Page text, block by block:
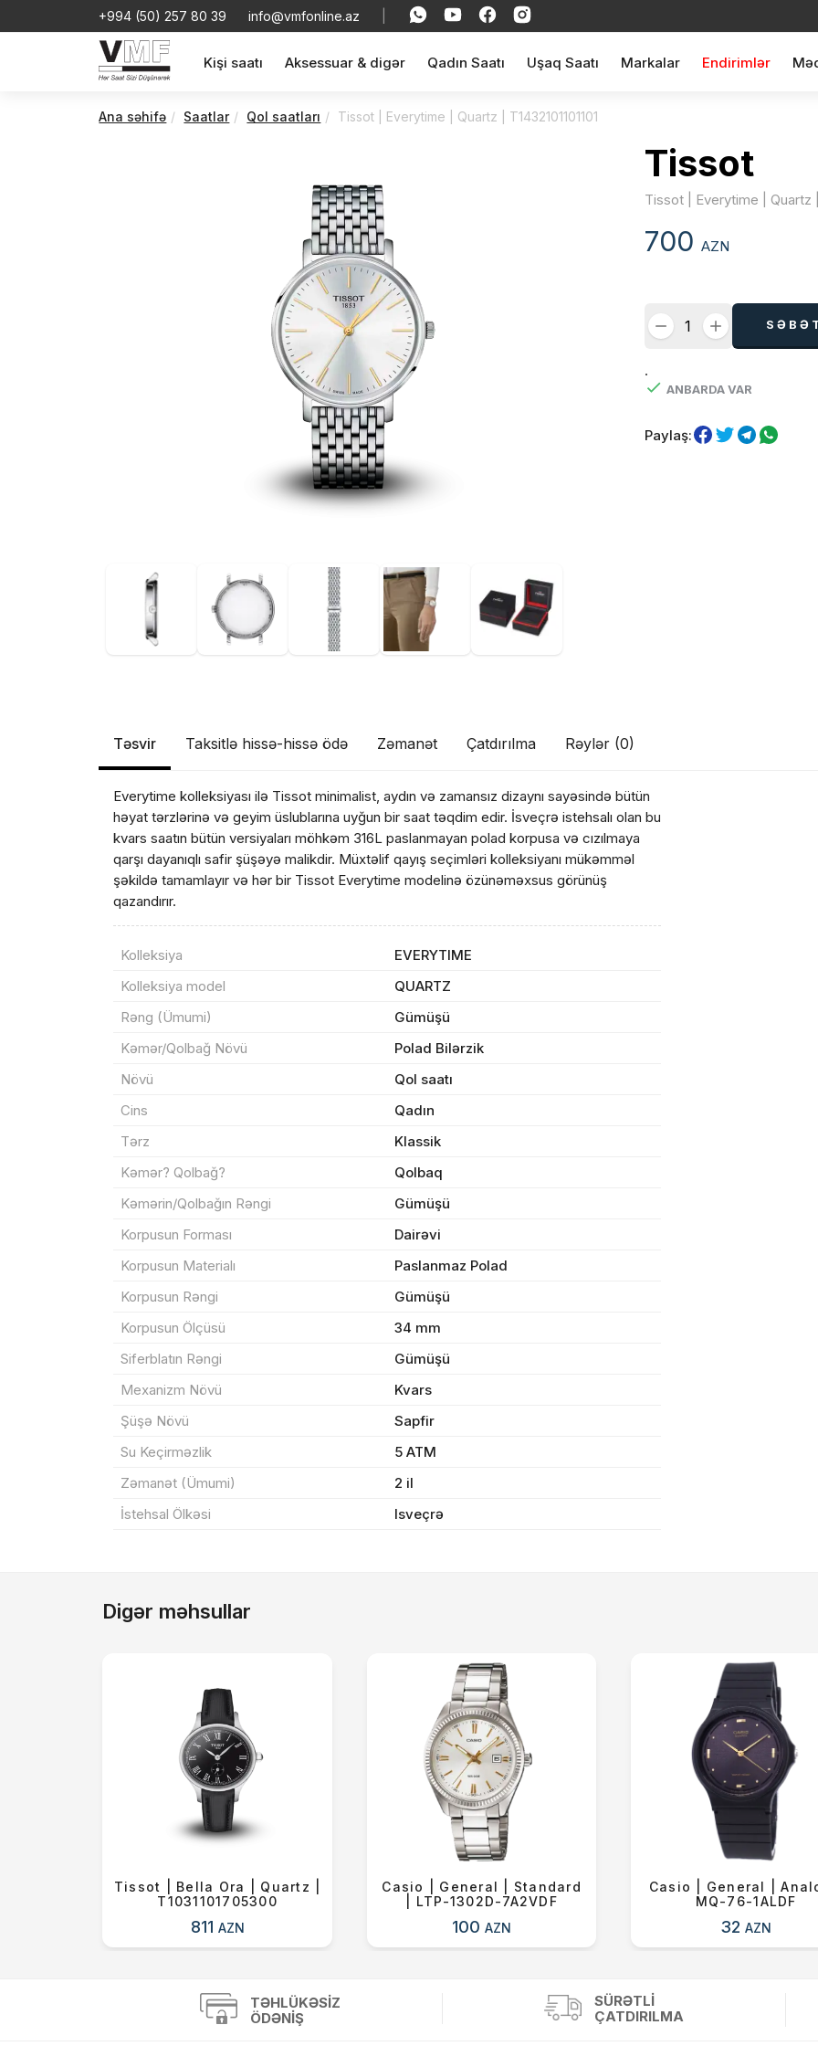
+994 (50) 257 80 39 info@vmfonline.az
Kişi saatı Aksessuar & digər Qadın Saatı Uşaq Saatı Markalar Endirimlər
Ana səhifə Saatlar Qol saatları Tissot | Everytime | Quartz | T1432101101101
Tissot
Tissot | Everytime | Quartz |
700 AZN
.
ANBARDA VAR
Paylaş:
Təsvir Taksitlə hissə-hissə ödə Zəmanət Çatdırılma Rəylər (0)
Everytime kolleksiyası ilə Tissot minimalist, aydın və zamansız dizaynı sayəsində bütün
həyat tərzlərinə və geyim üslublarına uyğun bir saat təqdim edir. İsveçrə istehsalı olan bu
kvars saatın bütün versiyaları möhkəm 316L paslanmayan polad korpusa və cızılmaya
qarşı dayanıqlı safir şüşəyə malikdir. Müxtəlif qayış seçimləri kolleksiyanı mükəmməl
şəkildə tamamlayır və hər bir Tissot Everytime modelinə özünəməxsus görünüş
qazandırır.
Kolleksiya
EVERYTIME
Kolleksiya model
QUARTZ
Rəng (Ümumi)
Gümüşü
Kəmər/Qolbağ Növü
Polad Bilərzik
Növü
Qol saatı
Cins
Qadın
Tərz
Klassik
Kəmər? Qolbağ?
Qolbaq
Kəmərin/Qolbağın Rəngi
Gümüşü
Korpusun Forması
Dairəvi
Korpusun Materialı
Paslanmaz Polad
Korpusun Rəngi
Gümüşü
Korpusun Ölçüsü
34 mm
Siferblatın Rəngi
Gümüşü
Mexanizm Növü
Kvars
Şüşə Növü
Sapfir
Su Keçirməzlik
5 ATM
Zəmanət (Ümumi)
2 il
İstehsal Ölkəsi
Isveçrə
Digər məhsullar
Tissot | Bella Ora | Quartz |
T1031101705300
811 AZN
Casio | General | Standard
| LTP-1302D-7A2VDF
100AZN
Casio | General |
MQ-76-1ALDF
32AZN
Məhsul(lar) səbətə əlavə edildi
Sifarişin detalları
Məhsul toplam
Endirim
Çatdırılma
TƏHLÜKƏSIZ
ÖDƏNIŞ
SÜRƏTLI
ÇATDIRILMA